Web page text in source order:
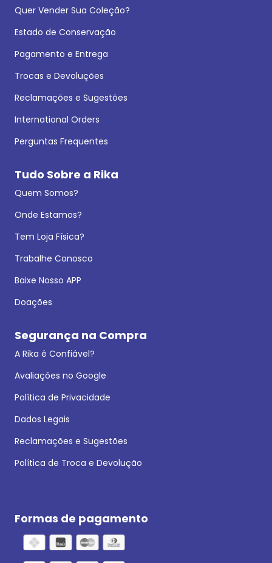
Quer Vender Sua Coleção?
Estado de Conservação
Pagamento e Entrega
Trocas e Devoluções
Reclamações e Sugestões
International Orders
Perguntas Frequentes
Tudo Sobre a Rika
Quem Somos?
Onde Estamos?
Tem Loja Física?
Trabalhe Conosco
Baixe Nosso APP
Doações
Segurança na Compra
A Rika é Confiável?
Avaliações no Google
Política de Privacidade
Dados Legais
Reclamações e Sugestões
Política de Troca e Devolução
Formas de pagamento